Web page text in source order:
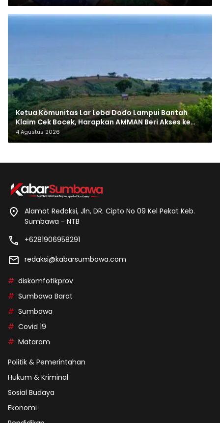
Ketua Komunitas Lar Leba Dodo Lampui Bantah
Klaim Cek Bocek, Harapkan AMMAN Beri Akses ke
Makam Leluhur
4 Agustus 2026
Alamat Redaksi, Jln, DR. Cipto No 09 Kel Pekat Keb.
Sumbawa - NTB
+6281906958291
redaksi@kabarsumbawa.com
diskomfotikprov
Sumbawa Barat
Sumbawa
Covid 19
Mataram
Politik & Pemerintahan
Hukum & Kriminal
Sosial Budaya
Ekonomi